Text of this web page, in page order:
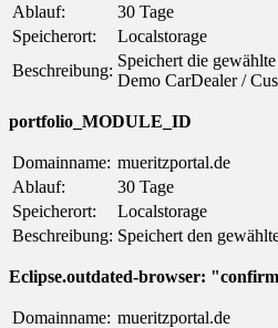
Ablauf:
30 Tage
Speicherort:
Localstorage
Beschreibung:
Speichert die
Demo CarDealer /
portfolio_MODULE_ID
Domainname: mueritzportal.de
Ablauf:
30 Tage
Speicherort:
Localstorage
Beschreibung: Speichert den
Eclipse.outdated-browser:
Domainname: mueritzportal.de